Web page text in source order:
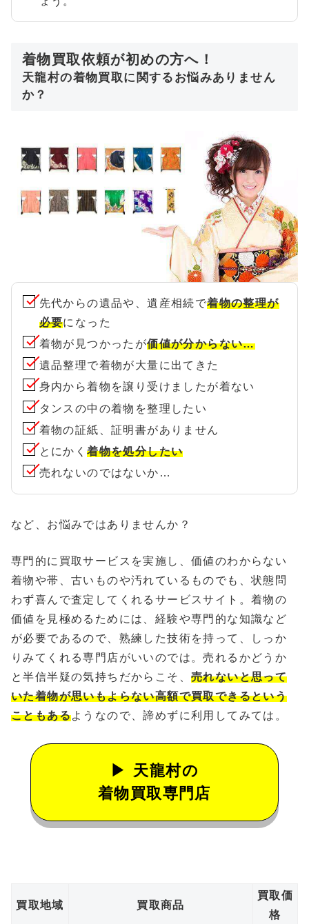
着物買取依頼が初めの方へ！
天龍村の着物買取に関するお悩みありません
か？
先代からの遺品や、遺産相続で着物の整理が
必要になった
着物が見つかったが価値が分からない…
遺品整理で着物が大量に出てきた
身内から着物を譲り受けましたが着ない
タンスの中の着物を整理したい
着物の証紙、証明書がありません
とにかく着物を処分したい
売れないのではないか…
など、お悩みではありませんか？
専門的に買取サービスを実施し、価値のわからない
着物や帯、古いものや汚れているものでも、状態問
わず喜んで査定してくれるサービスサイト。着物の
価値を見極めるためには、経験や専門的な知識など
が必要であるので、熟練した技術を持って、しっか
りみてくれる専門店がいいのでは。売れるかどうか
と半信半疑の気持ちだからこそ、 売れないと思って
いた着物が思いもよらない高額で買取できるという
こともあるようなので、諦めずに利用してみては。
天龍村の
着物買取専門店
買取地域 買取商品
買取価
格